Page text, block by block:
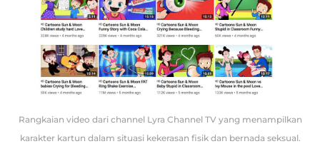
Rangkaian video dari channel Lyra Channel TV yang menampilkan
karakter kartun dalam situasi kekerasan fisik dan bernada seksual.